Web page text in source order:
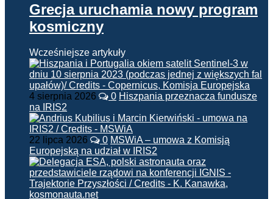
Grecja uruchamia nowy program
kosmiczny
Wcześniejsze artykuły
4 sierpnia 2026 0 Hiszpania przeznacza fundusze
na IRIS2
22 lipca 2026 0 MSWiA – umowa z Komisją
Europejską na udział w IRIS2